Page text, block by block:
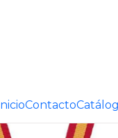
InicioContacto